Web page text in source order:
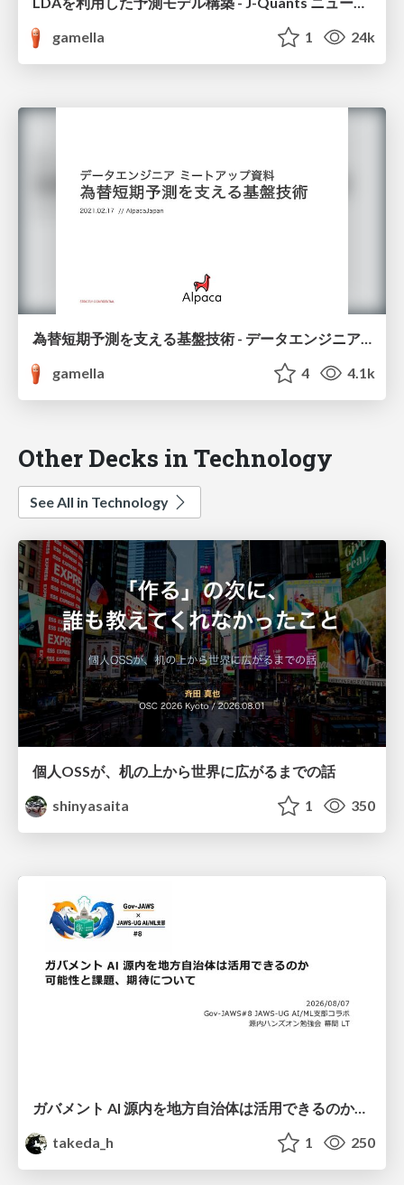
gamella
1 24k
為替短期予測を支える基盤技術 - データエンジニアミーティング資料
gamella
4 4.1k
Other Decks in Technology
See All in Technology
個人OSSが、机の上から世界に広がるまでの話
shinyasaita
1 350
ガバメント AI 源内を地方自治体は活用できるのか 可能性と課題、期待について
takeda_h
1 250